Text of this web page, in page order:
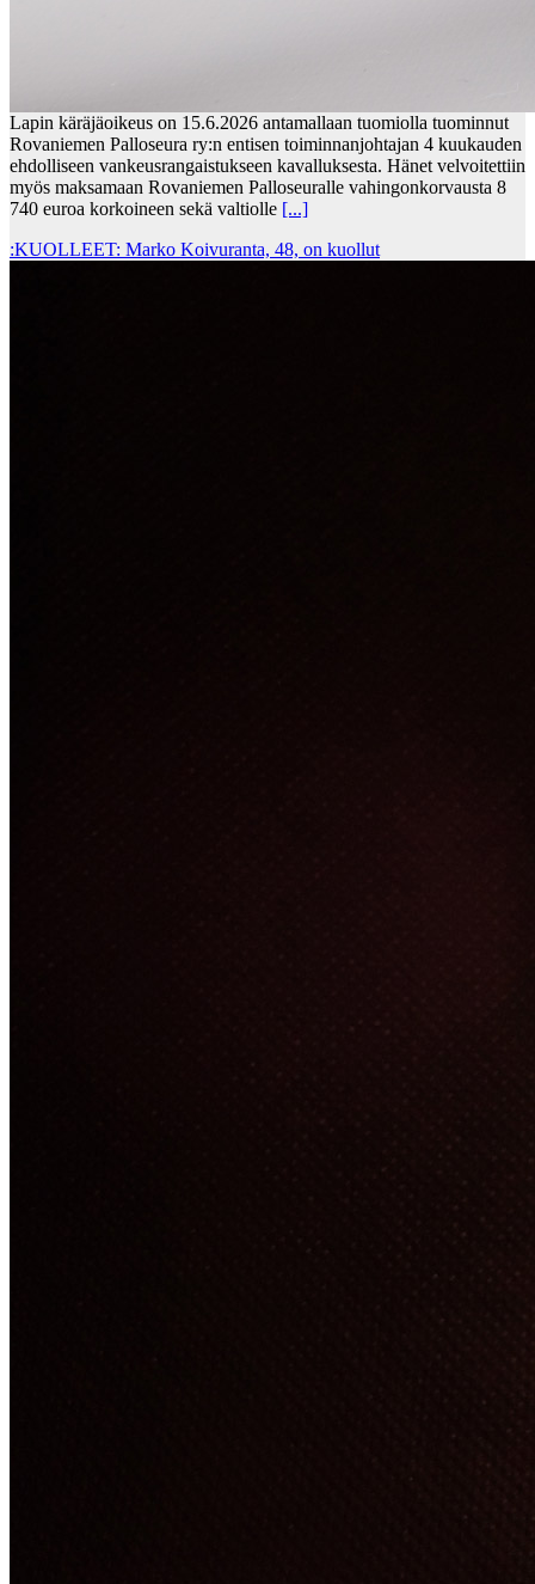
Lapin käräjäoikeus on 15.6.2026 antamallaan tuomiolla tuominnut
Rovaniemen Palloseura ry:n entisen toiminnanjohtajan 4 kuukauden
ehdolliseen vankeusrangaistukseen kavalluksesta. Hänet velvoitettiin
myös maksamaan Rovaniemen Palloseuralle vahingonkorvausta 8
740 euroa korkoineen sekä valtiolle [...]
:KUOLLEET: Marko Koivuranta, 48, on kuollut